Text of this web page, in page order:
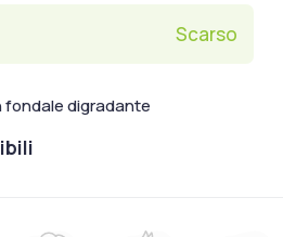
Scarso
fondale digradante